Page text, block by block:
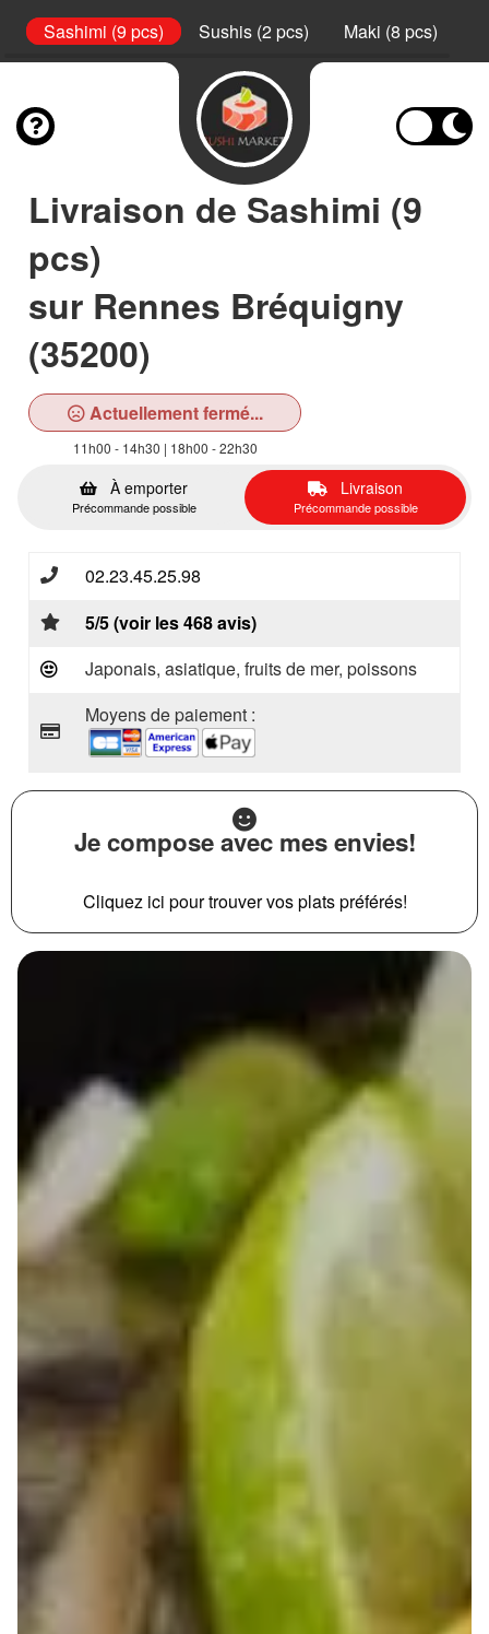
Sashimi (9 pcs) Sushis (2 pcs) Maki (8 pcs)
Livraison de Sashimi (9
pcs)
sur Rennes Bréquigny
(35200)
Actuellement fermé...
11h00 - 14h30 | 18h00 - 22h30
À emporter
Précommande possible
Livraison
Précommande possible
02.23.45.25.98
5/5 (voir les 468 avis)
Japonais, asiatique, fruits de mer, poissons
Moyens de paiement :
Je compose avec mes envies!
Cliquez ici pour trouver vos plats préférés!